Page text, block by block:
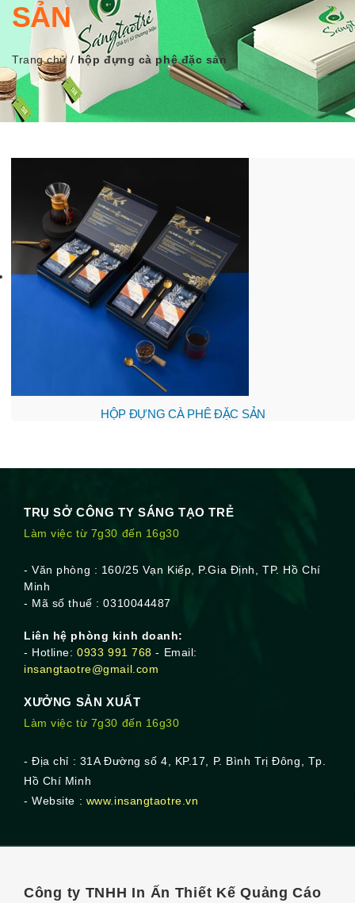
SẢN
Trang chủ/ hộp đựng cà phê đặc sản
HỘP ĐỰNG CÀ PHÊ ĐẶC SẢN
TRỤ SỞ CÔNG TY SÁNG TẠO TRẺ
Làm việc từ 7g30 đến 16g30
- Văn phòng : 160/25 Vạn Kiếp, P.Gia Định, TP. Hồ Chí
Minh
- Mã số thuế : 0310044487
Liên hệ phòng kinh doanh:
- Hotline:0933 991 768 - Email:
insangtaotre@gmail.com
XƯỞNG SẢN XUẤT
Làm việc từ 7g30 đến 16g30
- Địa chỉ : 31A Đường số 4, KP.17, P. Bình Trị Đông, Tp.
Hồ Chí Minh
- Website : www.insangtaotre.vn
Công ty TNHH In Ấn Thiết Kế Quảng Cáo